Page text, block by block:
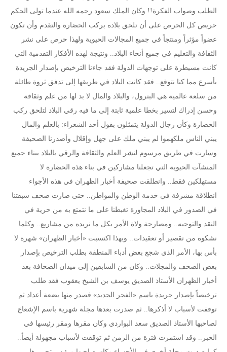
الطلب وصواب الفكرة!! وكان الملك سعود رحمه الله عندما تولى الحكم
حريص كل الحرص على أن تلحق بلاده بركب الحضارة والتقدم وأن تكون
عضواً مؤثراً ومنتجاً في جميع المجالات الحيوية ولهذا حرص على نشر
الثقافة والتعليم في جميع أنحاء البلاد.. ونتيجة لهذه الأفكار التقدمية التي
كانت مسيطرة على توجهات الدولة فقد جاءنا الترخيص بإصدار الجريدة
بأسرع مما كنا نتوقع.. فقد كانت البلاد في طريقها إلى تدفق ثروة طائلة
من سلعة عالمية هي البترول، والبلاد والمال لا بد لها من علم وثقافة
وحسن إدراك لتسير بخطا علمية ثابتة إلى ما فيه رقي البلاد لتلحق ركب
الحضارة وكأن رجال الدولة يتمثلون بقول أحد الشعراء: بالعلم والمال
يبني الناس ملكهموا لم يبني ملك على جهل وإقلال وأصدرنا الصحيفة
وسارت في طريق مرسوم لنشر العلم والثقافة والرقي بالبلاد ببناء جميع
المنشآت الحيوية التي تجعلنا مشاركين في بناء هذه الحضارة لا
مستهلكين فقط.. وانطلقت صحيفة أخبار الظهران في هذه الأجواء
انطلاقة مشرفة في خدمة الوطن والمواطن.. حتى صارت صحف سبقتنا
في الصدور في البلاد المجاورة تغبطنا على ما نتمتع به من حرية في
النقد والتوجيه.. ومصارحة ولاة الأمر بكل ما نريده من مشاريع.. وكلما
نشكوه من تقصير أو تعقيدات.. وبهذا اكتسبت «أخبار الظهران» شهرة لا
بأس بها، الأمر الذي شجع بعض أدباء المنطقة بطلب الترخيص بإصدار
بعض الصحف والمجلات.. وكان من السابقين إلى ميدان الصحافة بعد
أخبار الظهران الأستاذ الصديق يوسف بن الشيخ يعقوب فقد طلب
ترخيصاً بإصدار جريدة باسم «الفجر الجديد» فصدر منها بضعة أعداد ثم
توقفت لأسباب لا أذكرها.. ثم صدرت بعدها مجلة شهرية باسم الإشعاع
لصاحبها الأستاذ الصديق سعد البواردي وكان مقرها ومقر رئيسها في
الخبر.. وقد استمرت فترة من الزمن ثم توقفت لأسباب مجهولة أيضاً..